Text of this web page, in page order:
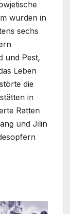
wurden in
sechs
und Pest,
Leben
die
in
Ratten
und Jilin